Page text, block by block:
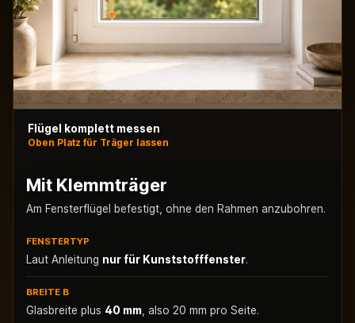
Flügel komplett messen
Oben Platz für Träger lassen
Mit Klemmträger
Am Fensterflügel befestigt, ohne den Rahmen anzubohren.
FENSTERTYP
Laut Anleitung nur für Kunststofffenster.
BREITE B
Glasbreite plus 40 mm , also 20 mm pro Seite.